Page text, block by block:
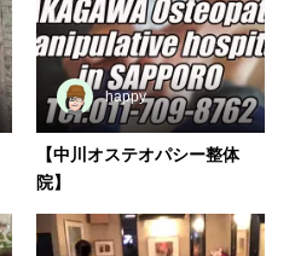
happy
【中川オステオパシー整体
院】